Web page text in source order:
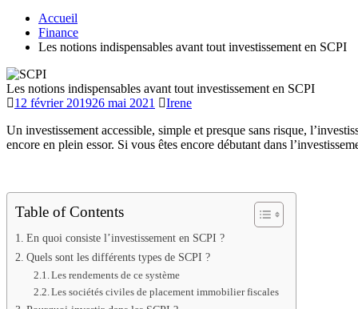
Accueil
Finance
Les notions indispensables avant tout investissement en SCPI
Les notions indispensables avant tout investissement en SCPI
12 février 201926 mai 2021
Irene
Un investissement accessible, simple et presque sans risque,
encore en plein essor. Si vous êtes encore débutant dans
Table of Contents
En quoi consiste l’investissement en SCPI ?
Quels sont les différents types de SCPI ?
Les rendements de ce système
Les sociétés civiles de placement immobilier fiscales